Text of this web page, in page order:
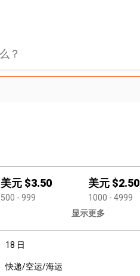
美元 $3.50
500 - 999
美元 $2.50
1000 - 4999
显示更多
18 日
快递/空运/海运